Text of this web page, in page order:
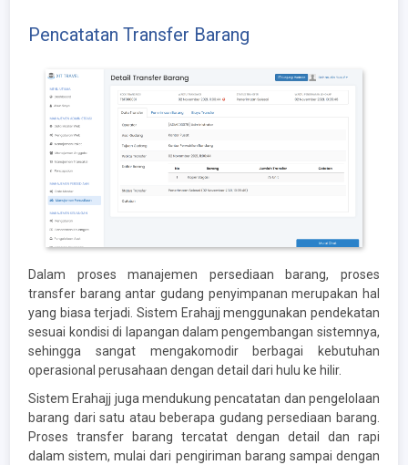
Pencatatan Transfer Barang
Dalam proses manajemen persediaan barang, proses
transfer barang antar gudang penyimpanan merupakan hal
yang biasa terjadi. Sistem Erahajj menggunakan pendekatan
sesuai kondisi di lapangan dalam pengembangan sistemnya,
sehingga sangat mengakomodir berbagai kebutuhan
operasional perusahaan dengan detail dari hulu ke hilir.
Sistem Erahajj juga mendukung pencatatan dan pengelolaan
barang dari satu atau beberapa gudang persediaan barang.
Proses transfer barang tercatat dengan detail dan rapi
dalam sistem, mulai dari pengiriman barang sampai dengan